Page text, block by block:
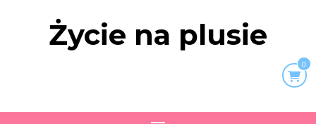
Życie na plusie
0